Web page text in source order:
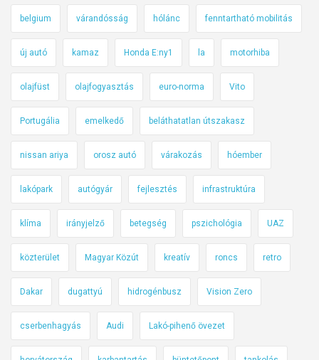
belgium várandósság hólánc fenntartható mobilitás
új autó kamaz Honda E:ny1 la motorhiba
olajfüst olajfogyasztás euro-norma Vito
Portugália emelkedő beláthatatlan útszakasz
nissan ariya orosz autó várakozás hóember
lakópark autógyár fejlesztés infrastruktúra
klíma irányjelző betegség pszichológia UAZ
közterület Magyar Közút kreatív roncs retro
Dakar dugattyú hidrogénbusz Vision Zero
cserbenhagyás Audi Lakó-pihenő övezet